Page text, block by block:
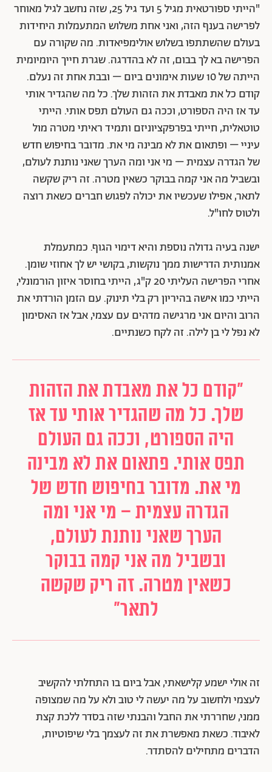
"הייתי ספורטאית מגיל 5 ועד גיל 25, שזה נחשב לגיל מאוחר
לפרישה בענף הזה, ואני אחת משלוש המתעמלות היחידות
בעולם שהשתתפו בשלוש אולימפיאדות. מה שקורה עם
הפרישה בא לך בבום, זה לא בהדרגה. שגרת חייך היומיומית
הייתה של 10 שעות אימונים ביום – ובבת אחת זה נעלם.
קודם כל את מאבדת את הזהות שלך. כל מה שהגדיר אותי
עד אז היה הספורט, וככה גם העולם תפס אותי. הייתי
טוטאלית, חייתי בפרפקציוניזם ותמיד ראיתי מטרה מול
עיניי – ופתאום את לא מבינה מי את. מדובר בחיפוש חדש
של הגדרה עצמית – מי אני ומה הערך שאני נותנת לעולם,
ובשביל מה אני קמה בבוקר כשאין מטרה. זה ריק שקשה
לתאר, אפילו שעכשיו את יכולה לפגוש חברים כשאת רוצה
ולטוס לחו"ל.
ישנה בעיה גדולה נוספת והיא דימוי הגוף. כמתעמלת
אמנותית הדרישות ממך נוקשות, בקושי יש לך אחוזי שומן.
אחרי הפרישה העליתי 20 ק"ג, הייתי בחוסר איזון הורמונלי,
הייתי כמו אישה בהיריון רק בלי תינוק. עם הזמן הורדתי את
הרוב והיום אני מרגישה מדהים עם עצמי, אבל אז האסימון
לא נפל לי בן לילה. זה לקח כשנתיים.
"קודם כל את מאבדת את הזהות
שלך. כל מה שהגדיר אותי עד אז
היה הספורט, וככה גם העולם
תפס אותי. פתאום את לא מבינה
מי את. מדובר בחיפוש חדש של
הגדרה עצמית – מי אני ומה
הערך שאני נותנת לעולם,
ובשביל מה אני קמה בבוקר
כשאין מטרה. זה ריק שקשה
לתאר"
זה אולי ישמע קלישאתי, אבל ביום בו התחלתי להקשיב
לעצמי ולחשוב על מה יעשה לי טוב ולא על מה שמצופה
ממני, שחררתי את החבל והבנתי שזה בסדר ללכת קצת
לאיבוד. כשאת מאפשרת את זה לעצמך בלי שיפוטיות,
הדברים מתחילים להסתדר.